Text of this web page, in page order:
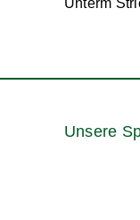
Unterm
Unsere